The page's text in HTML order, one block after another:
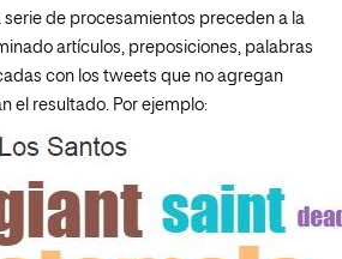
serie de procesamientos preceden a la
artículos, preposiciones, palabras
con los tweets que no agregan
el resultado. Por ejemplo: